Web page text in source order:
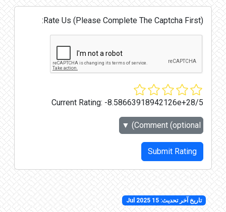
Rate Us (Please Complete The Captcha First):
Current Rating: -8.58663918942126e+28/5
Comment (optional)
▼
Submit Rating
تاريخ آخر تحديث: 15 Jul 2025